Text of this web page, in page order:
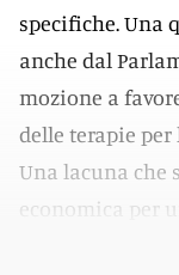
specifiche. Una
anche dal
mozione a
delle terapie
Una lacuna che
economica per